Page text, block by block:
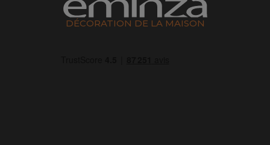
DÉCORATION DE LA MAISON